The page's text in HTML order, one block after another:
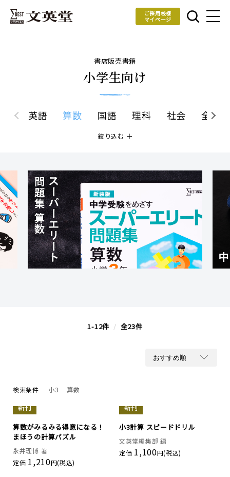
ご採用校様
マイページ
書店販売書籍
小学生向け
英語 算数 国語 理科 社会 全科
絞り込む
1-12件 / 全23件
検索条件 小3 算数
新刊
算数がみるみる得意になる！
まほうの計算パズル
永井理博 著
定価 1,210円(税込)
新刊
小3計算 スピードドリル
文英堂編集部 編
定価 1,100円(税込)